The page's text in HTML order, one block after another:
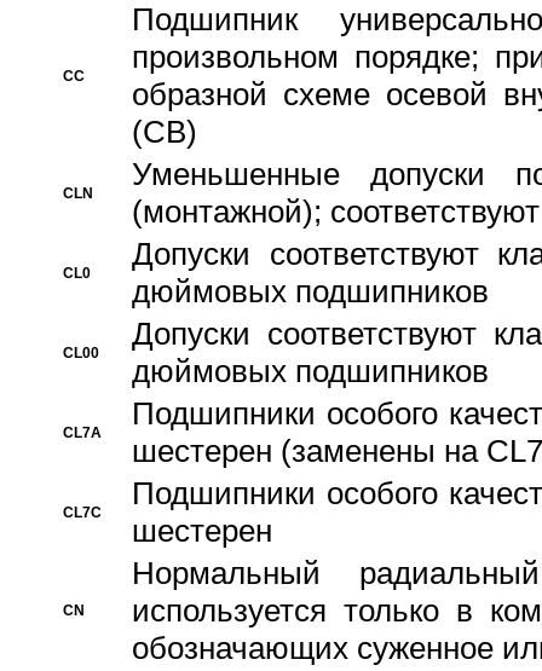
CC
Подшипник
произвольном порядке;
образной схеме осевой
(CB)
CLN
Уменьшенные
(монтажной);
CL0
Допуски соответствуют
дюймовых подшипников
CL00
Допуски соответствуют
дюймовых подшипников
CL7A
Подшипники особого
шестерен (заменены на
CL7C
Подшипники особого
шестерен
CN
Hормальный
используется только в
обозначающих суженное